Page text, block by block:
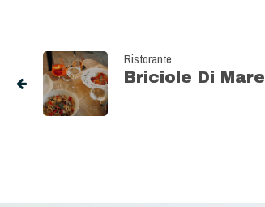
Ristorante
Briciole Di Mare